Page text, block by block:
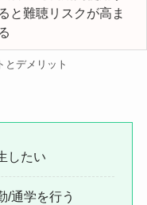
ると難聴リスクが高ま
る
とデメリット
したい
/通学を行う